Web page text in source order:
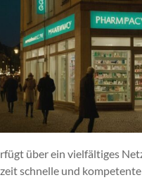
über ein vielfältiges
schnelle und